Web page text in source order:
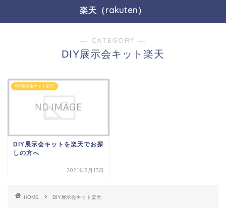
楽天（rakuten）
― CATEGORY ―
DIY展示会キット楽天
DIY展示会キット楽天
DIY展示会キットを楽天でお探
しの方へ
2021年8月13日
HOME DIY展示会キット楽天